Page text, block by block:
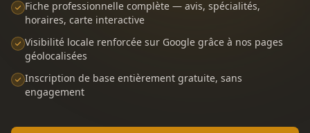
Fiche professionnelle complète — avis, spécialités,
horaires, carte interactive
Visibilité locale renforcée sur Google grâce à nos pages
géolocalisées
Inscription de base entièrement gratuite, sans
engagement